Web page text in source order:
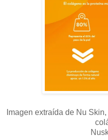
Imagen extraída de Nu